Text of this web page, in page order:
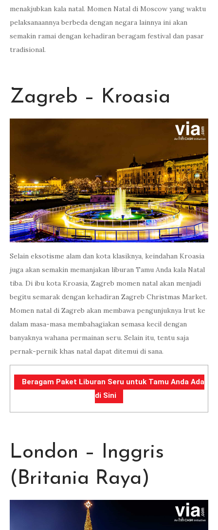
menakjubkan kala natal. Momen Natal di Moscow yang waktu
pelaksanaannya berbeda dengan negara lainnya ini akan
semakin ramai dengan kehadiran beragam festival dan pasar
tradisional.
Zagreb – Kroasia
Selain eksotisme alam dan kota klasiknya, keindahan Kroasia
juga akan semakin memanjakan liburan Tamu Anda kala Natal
tiba. Di ibu kota Kroasia, Zagreb momen natal akan menjadi
begitu semarak dengan kehadiran Zagreb Christmas Market.
Momen natal di Zagreb akan membawa pengunjuknya lrut ke
dalam masa-masa membahagiakan semasa kecil dengan
banyaknya wahana permainan seru. Selain itu, tentu saja
pernak-pernik khas natal dapat ditemui di sana.
Beragam Paket Liburan Seru untuk Tamu Anda Ada
di Sini
London – Inggris
(Britania Raya)